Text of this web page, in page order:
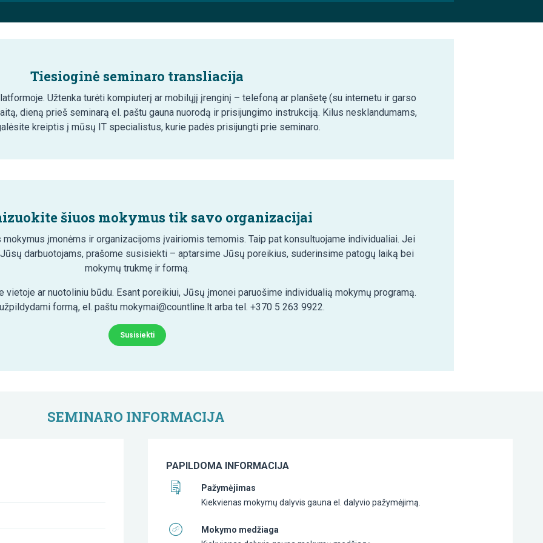
Tiesioginė seminaro transliacija
Užtenka turėti kompiuterį ar mobilųjį įrenginį – telefoną ar planšetę (su internetu ir garso
dieną prieš seminarą el. paštu gauna nuorodą ir prisijungimo instrukciją. Kilus nesklandumams,
kreiptis į mūsų IT specialistus, kurie padės prisijungti prie seminaro.
šiuos mokymus tik savo organizacijai
įmonėms ir organizacijoms įvairiomis temomis. Taip pat konsultuojame individualiai. Jei
darbuotojams, prašome susisiekti – aptarsime Jūsų poreikius, suderinsime patogų laiką bei
mokymų trukmę ir formą.
ar nuotoliniu būdu. Esant poreikiui, Jūsų įmonei paruošime individualią mokymų programą.
formą, el. paštu mokymai@countline.lt arba tel. +370 5 263 9922.
Susisiekti
SEMINARO INFORMACIJA
PAPILDOMA INFORMACIJA
Pažymėjimas
Kiekvienas mokymų dalyvis gauna el. dalyvio pažymėjimą.
Mokymo medžiaga